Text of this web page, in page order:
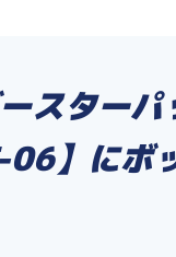
スターパ
06】にボ